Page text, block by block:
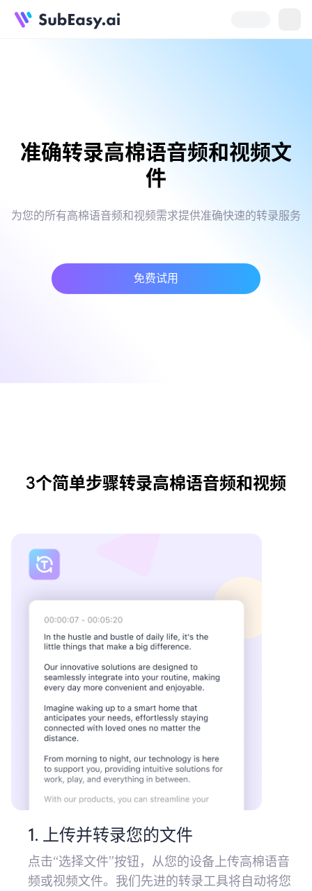
准确转录高棉语音频和视频文
件
为您的所有高棉语音频和视频需求提供准确快速的转录服务
免费试用
3个简单步骤转录高棉语音频和视频
1. 上传并转录您的文件
点击“选择文件”按钮，从您的设备上传高棉语音
频或视频文件。我们先进的转录工具将自动将您